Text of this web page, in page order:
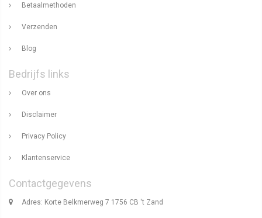
Betaalmethoden
Verzenden
Blog
Bedrijfs links
Over ons
Disclaimer
Privacy Policy
Klantenservice
Contactgegevens
Adres: Korte Belkmerweg 7 1756 CB 't Zand